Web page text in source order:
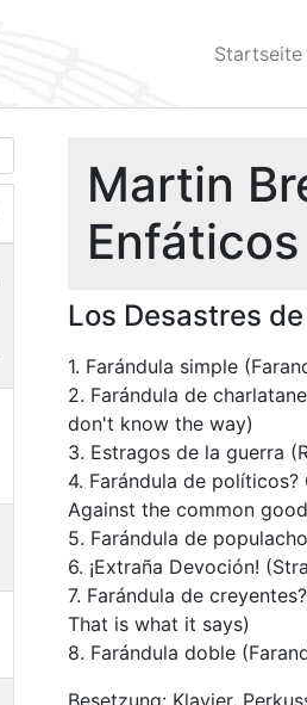
Startseite
Martin
Los Desastres
1. Farándula simple
2. Farándula de
don't know the way)
3. Estragos de la guerra
4. Farándula de
Against the common
5. Farándula de
6. ¡Extraña Devoción!
7. Farándula de
That is what it says)
8. Farándula doble
Besetzung: Klavier,